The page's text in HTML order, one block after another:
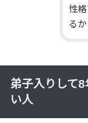
性
る
弟子入りして
い人